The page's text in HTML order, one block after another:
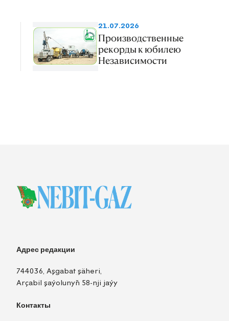
21.07.2026
Производственные
рекорды к юбилею
Независимости
Адрес редакции
744036, Aşgabat şäheri,
Arçabil şaýolunyň 58-nji jaýy
Контакты